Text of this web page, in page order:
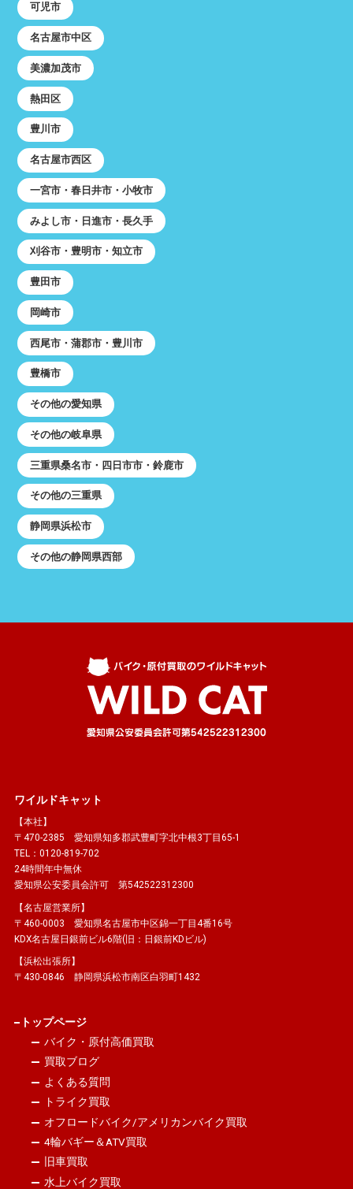
可児市
名古屋市中区
美濃加茂市
熱田区
豊川市
名古屋市西区
一宮市・春日井市・小牧市
みよし市・日進市・長久手
刈谷市・豊明市・知立市
豊田市
岡崎市
西尾市・蒲郡市・豊川市
豊橋市
その他の愛知県
その他の岐阜県
三重県桑名市・四日市市・鈴鹿市
その他の三重県
静岡県浜松市
その他の静岡県西部
ワイルドキャット
【本社】
〒470-2385 愛知県知多郡武豊町字北中根3丁目65-1
TEL：0120-819-702
24時間年中無休
愛知県公安委員会許可 第542522312300
【名古屋営業所】
〒460-0003 愛知県名古屋市中区錦一丁目4番16号
KDX名古屋日銀前ビル6階(旧：日銀前KDビル)
【浜松出張所】
〒430-0846 静岡県浜松市南区白羽町1432
トップページ
バイク・原付高価買取
買取ブログ
よくある質問
トライク買取
オフロードバイク/アメリカンバイク買取
4輪バギー＆ATV買取
旧車買取
水上バイク買取